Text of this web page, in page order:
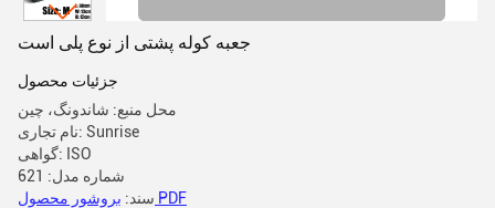
جعبه کوله پشتی از نوع پلی است
جزئیات محصول
محل منبع: شاندونگ، چین
نام تجاری: Sunrise
گواهی: ISO
شماره مدل: 621
سند: بروشور محصول PDF